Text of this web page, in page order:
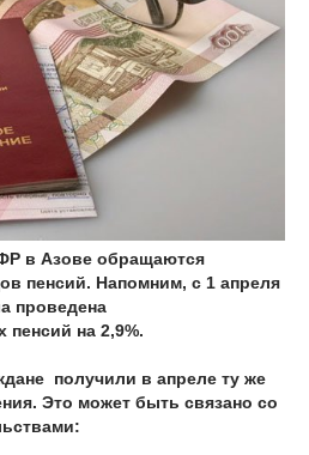
в Азове обращаются
пенсий. Напомним, с 1 апреля
проведена
пенсий на 2,9%.
получили в апреле ту же
Это может быть связано со